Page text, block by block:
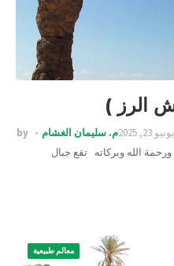
الرز )
by م. سليمان الغشام
يونيو 23, 2025
الله وبركاته تقع جبال
معالم طبيعية